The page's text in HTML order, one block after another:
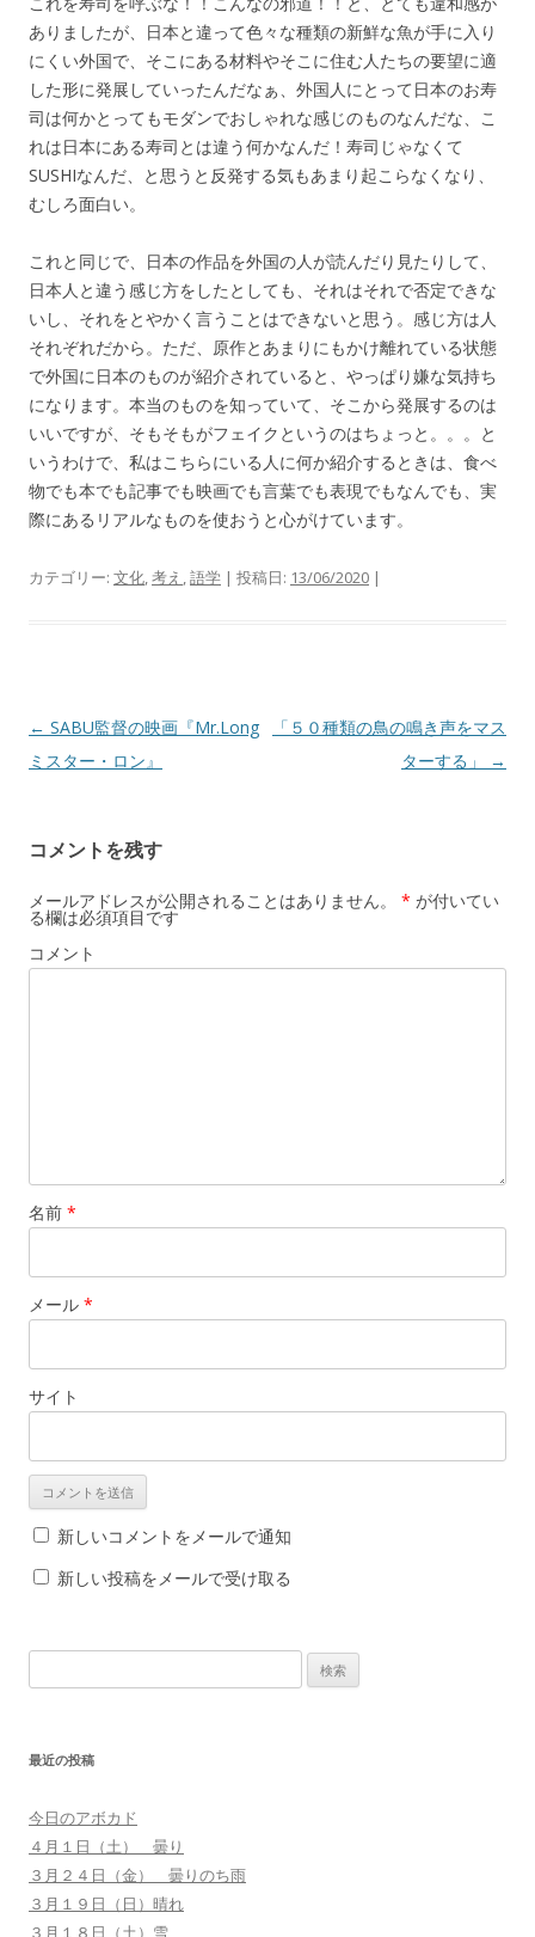
ありましたが、日本と違って色々な種類の新鮮な魚が手に入り
にくい外国で、そこにある材料やそこに住む人たちの要望に適
した形に発展していったんだなぁ、外国人にとって日本のお寿
司は何かとってもモダンでおしゃれな感じのものなんだな、こ
れは日本にある寿司とは違う何かなんだ！寿司じゃなくて
SUSHIなんだ、と思うと反発する気もあまり起こらなくなり、
むしろ面白い。
これと同じで、日本の作品を外国の人が読んだり見たりして、
日本人と違う感じ方をしたとしても、それはそれで否定できな
いし、それをとやかく言うことはできないと思う。感じ方は人
それぞれだから。ただ、原作とあまりにもかけ離れている状態
で外国に日本のものが紹介されていると、やっぱり嫌な気持ち
になります。本当のものを知っていて、そこから発展するのは
いいですが、そもそもがフェイクというのはちょっと。。。と
いうわけで、私はこちらにいる人に何か紹介するときは、食べ
物でも本でも記事でも映画でも言葉でも表現でもなんでも、実
際にあるリアルなものを使おうと心がけています。
カテゴリー: 文化,考え ,語学 | 投稿日: 13/06/2020 |
投
稿
ゲ
ー
シ
ョ
← SABU監督の映画『Mr.Long
ミスター・ロン』
「５０種類の鳥の鳴き声をマス
ターする」
→
コメントを残す
メールアドレスが公開されることはありません。 * が付いてい
る欄は必須項目です
コメント
名前 *
メール *
サイト
新しいコメントをメールで通知
新しい投稿をメールで受け取る
索
最近の投稿
今日のアボカド
４月１日（土） 曇り
３月２４日（金） 曇りのち雨
３月１９日（日）晴れ
３月１８日（土）雪